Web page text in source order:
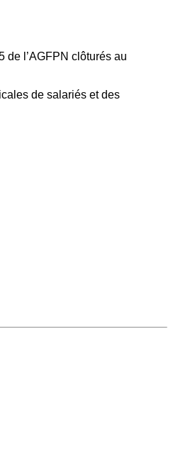
de l’AGFPN clôturés au
de salariés et des